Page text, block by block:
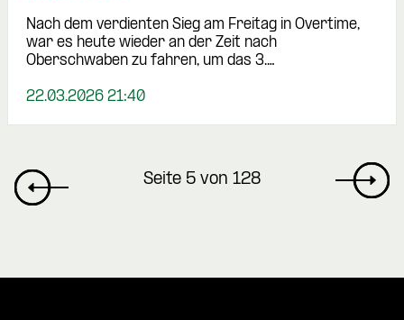
Nach dem verdienten Sieg am Freitag in Overtime,
war es heute wieder an der Zeit nach
Oberschwaben zu fahren, um das 3.…
22.03.2026 21:40
Seite 5 von 128